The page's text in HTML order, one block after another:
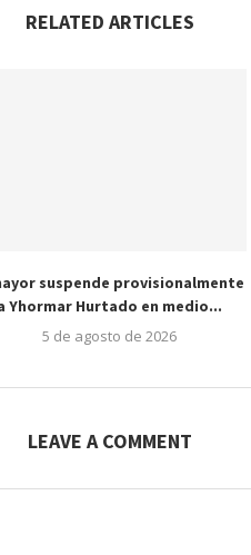
RELATED ARTICLES
suspende provisionalmente
Yhormar Hurtado en medio...
5 de agosto de 2026
LEAVE A COMMENT